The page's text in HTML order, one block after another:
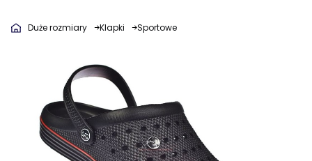
Duże rozmiary Klapki Sportowe